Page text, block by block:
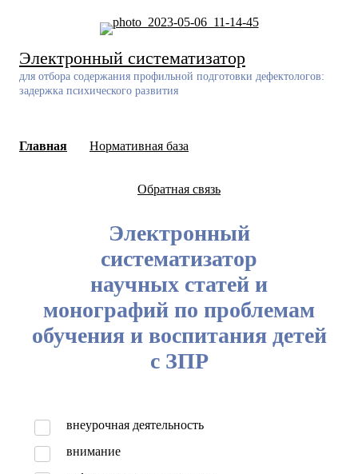
Электронный систематизатор
для отбора содержания профильной подготовки дефектологов:
задержка психического развития
Главная Нормативная база
Обратная связь
Электронный
систематизатор
научных статей и
монографий по проблемам
обучения и воспитания детей
с ЗПР
внеурочная деятельность
внимание